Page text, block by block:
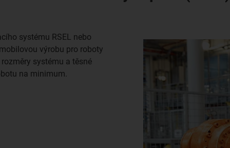
systému RSEL nebo
výrobu pro roboty
systému a těsné
na minimum.